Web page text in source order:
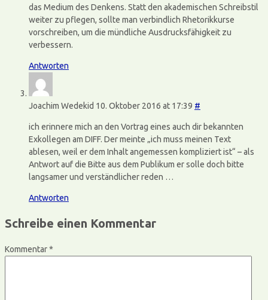
das Medium des Denkens. Statt den akademischen Schreibstil
weiter zu pflegen, sollte man verbindlich Rhetorikkurse
vorschreiben, um die mündliche Ausdrucksfähigkeit zu
verbessern.
Antworten
Joachim Wedekid 10. Oktober 2016 at 17:39 #
ich erinnere mich an den Vortrag eines auch dir bekannten
Exkollegen am DIFF. Der meinte „ich muss meinen Text
ablesen, weil er dem Inhalt angemessen kompliziert ist“ – als
Antwort auf die Bitte aus dem Publikum er solle doch bitte
langsamer und verständlicher reden …
Antworten
Schreibe einen Kommentar
Kommentar*